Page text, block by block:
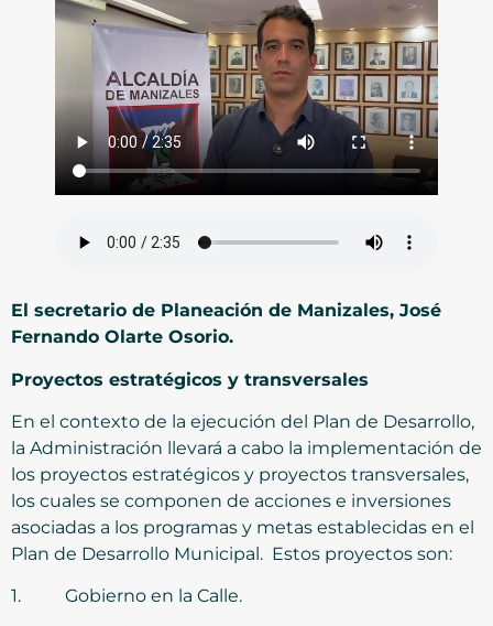
El secretario de Planeación de Manizales, José
Fernando Olarte Osorio.
Proyectos estratégicos y transversales
En el contexto de la ejecución del Plan de Desarrollo,
la Administración llevará a cabo la implementación de
los proyectos estratégicos y proyectos transversales,
los cuales se componen de acciones e inversiones
asociadas a los programas y metas establecidas en el
Plan de Desarrollo Municipal. Estos proyectos son:
1. Gobierno en la Calle.